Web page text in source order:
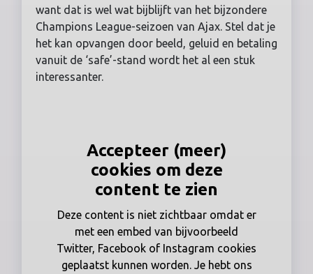
want dat is wel wat bijblijft van het bijzondere
Champions League-seizoen van Ajax. Stel dat je
het kan opvangen door beeld, geluid en betaling
vanuit de ‘safe’-stand wordt het al een stuk
interessanter.
Accepteer (meer)
cookies om deze
content te zien
Deze content is niet zichtbaar omdat er
met een embed van bijvoorbeeld
Twitter, Facebook of Instagram cookies
geplaatst kunnen worden. Je hebt ons